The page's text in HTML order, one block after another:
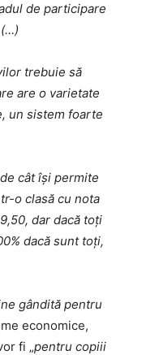
de participare
trebuie să
are o varietate
un sistem foarte
cât își permite
o clasă cu nota
dar dacă toți
dacă sunt toți,
gândită pentru
economice,
fi „pentru copiii